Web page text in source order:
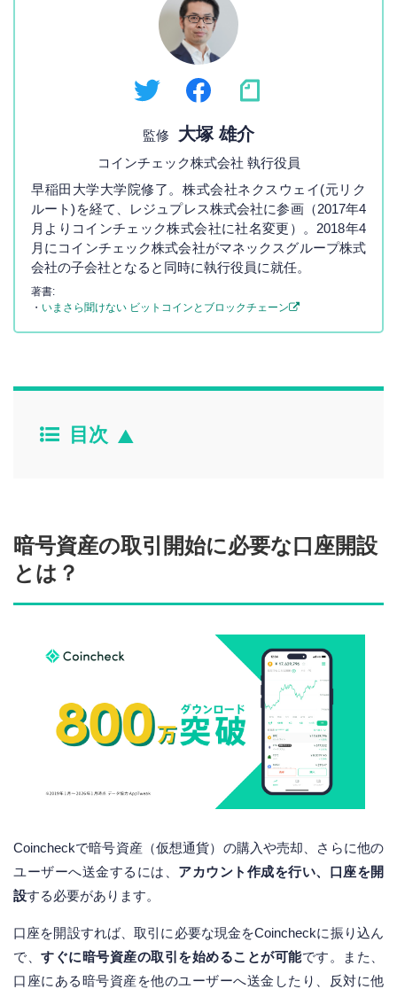
監修 大塚 雄介
コインチェック株式会社 執行役員
早稲田大学大学院修了。株式会社ネクスウェイ(元リク
ルート)を経て、レジュプレス株式会社に参画（2017年4
月よりコインチェック株式会社に社名変更）。2018年4
月にコインチェック株式会社がマネックスグループ株式
会社の子会社となると同時に執行役員に就任。
著書:
・ いまさら聞けない ビットコインとブロックチェーン
目次
暗号資産の取引開始に必要な口座開設
とは？
Coincheckで暗号資産（仮想通貨）の購入や売却、さらに他の
ユーザーへ送金するには、 アカウント作成を行い、口座を開
設する必要があります。
口座を開設すれば、取引に必要な現金をCoincheckに振り込ん
で、 すぐに暗号資産の取引を始めることが可能です。また、
口座にある暗号資産を他のユーザーへ送金したり、反対に他